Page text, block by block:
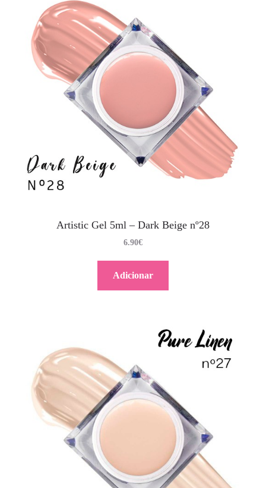
Artistic Gel 5ml – Dark Beige nº28
6.90€
Adicionar